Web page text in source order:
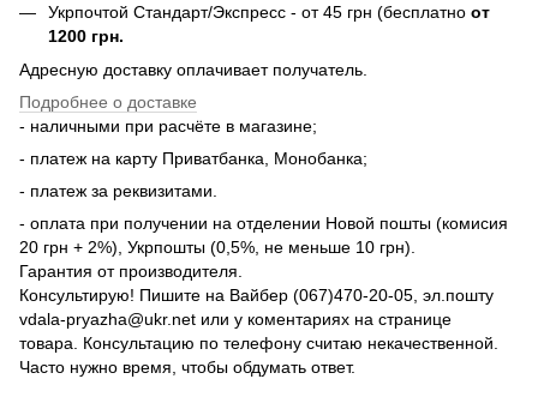
Укрпочтой Стандарт/Экспресс - от 45 грн (бесплатно от
1200 грн.
Адресную доставку оплачивает получатель.
Подробнее о доставке
- наличными при расчёте в магазине;
- платеж на карту Приватбанка, Монобанка;
- платеж за реквизитами.
- оплата при получении на отделении Новой пошты (комисия
20 грн + 2%), Укрпошты (0,5%, не меньше 10 грн).
Гарантия от производителя.
Консультирую! Пишите на Вайбер (067)470-20-05, эл.пошту
vdala-pryazha@ukr.net или у коментариях на странице
товара. Консультацию по телефону считаю некачественной.
Часто нужно время, чтобы обдумать ответ.